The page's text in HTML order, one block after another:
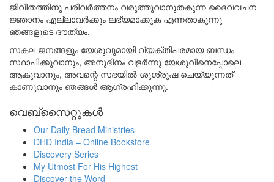
ജീവിതത്തിനു പരിവർത്തനം വരുത്തുവാനുതകുന്ന ദൈവവചന
ജ്ഞാനം എല്ലാവർക്കും ലഭ്യമാക്കുക എന്നതാകുന്നു
ഞങ്ങളുടെ ദൗത്യം.
സകല ജനങ്ങളും യേശുവുമായി വ്യക്തിപരമായ ബന്ധം
സ്ഥാപിക്കുവാനും, അനുദിനം വളർന്നു യേശുവിനെപ്പോലെ
ആകുവാനും, അവന്റെ സഭയിൽ ശുശ്രുഷ ചെയ്യുന്നത്
കാണുവാനും ഞങ്ങൾ ആഗ്രഹിക്കുന്നു.
വെബ്സൈറ്റുകൾ
Our Daily Bread Ministries
DHD India – Online Bookstore
Discovery Series
My Utmost For His Highest
Discover the Word